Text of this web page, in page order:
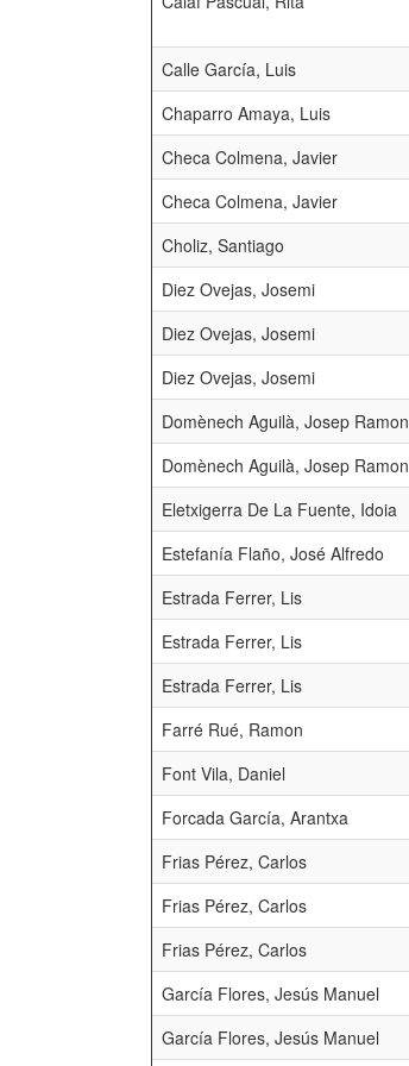
Calle García, Luis
Chaparro Amaya, Luis
Checa Colmena, Javier
Checa Colmena, Javier
Choliz, Santiago
Diez Ovejas, Josemi
Diez Ovejas, Josemi
Diez Ovejas, Josemi
Domènech Aguilà, Josep Ramon
Domènech Aguilà, Josep Ramon
Eletxigerra De La Fuente, Idoia
Estefanía Flaño, José Alfredo
Estrada Ferrer, Lis
Estrada Ferrer, Lis
Estrada Ferrer, Lis
Farré Rué, Ramon
Font Vila, Daniel
Forcada García, Arantxa
Frias Pérez, Carlos
Frias Pérez, Carlos
Frias Pérez, Carlos
García Flores, Jesús Manuel
García Flores, Jesús Manuel